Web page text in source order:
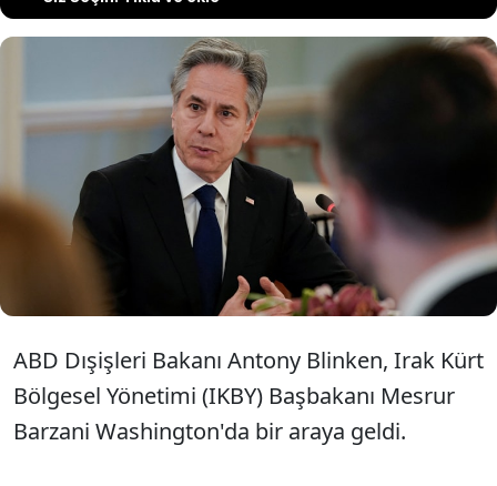
ABD Dışişleri Bakanı Blinken, IKBY
Başbakanı Barzani ile Washington'da
görüştü. İki isim, bölgede iş birliği
mesajı verdi.
ABD Dışişleri Bakanı Antony Blinken, Irak Kürt
Bölgesel Yönetimi (IKBY) Başbakanı Mesrur
Barzani Washington'da bir araya geldi.